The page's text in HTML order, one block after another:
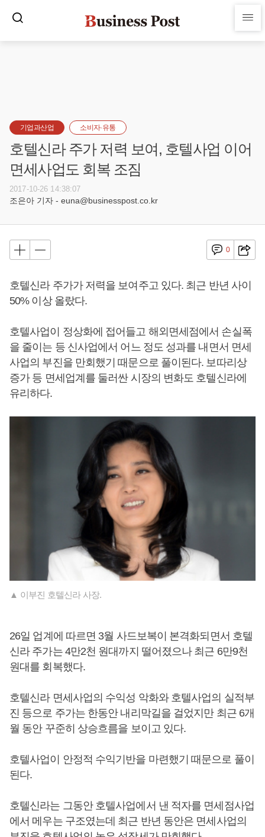
기업과산업 소비자·유통
호텔신라 주가 저력 보여, 호텔사업 이어
면세사업도 회복 조짐
2017-10-26 14:38:07
조은아 기자 - euna@businesspost.co.kr
0
호텔신라 주가가 저력을 보여주고 있다. 최근 반년 사이
50% 이상 올랐다.
호텔사업이 정상화에 접어들고 해외면세점에서 손실폭
을 줄이는 등 신사업에서 어느 정도 성과를 내면서 면세
사업의 부진을 만회했기 때문으로 풀이된다. 보따리상
증가 등 면세업계를 둘러싼 시장의 변화도 호텔신라에
유리하다.
▲ 이부진 호텔신라 사장.
26일 업계에 따르면 3월 사드보복이 본격화되면서 호텔
신라 주가는 4만2천 원대까지 떨어졌으나 최근 6만9천
원대를 회복했다.
호텔신라 면세사업의 수익성 악화와 호텔사업의 실적부
진 등으로 주가는 한동안 내리막길을 걸었지만 최근 6개
월 동안 꾸준히 상승흐름을 보이고 있다.
호텔사업이 안정적 수익기반을 마련했기 때문으로 풀이
된다.
호텔신라는 그동안 호텔사업에서 낸 적자를 면세점사업
에서 메우는 구조였는데 최근 반년 동안은 면세사업의